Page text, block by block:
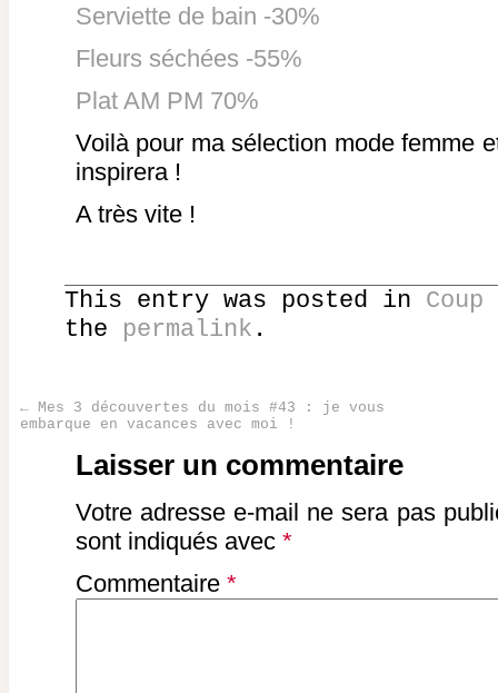
Serviette de bain -30%
Fleurs séchées -55%
Plat AM PM 70%
Voilà pour ma sélection mode femme
inspirera !
A très vite !
This entry was posted in
the permalink .
Post navigation
← Mes 3 découvertes du mois #43 : je vous
embarque en vacances avec moi !
Laisser un commentaire
Votre adresse e-mail ne sera pas
sont indiqués avec *
Commentaire *